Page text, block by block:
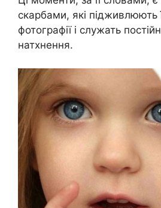
скарбами, які підживлюють
фотографії і служать
натхнення.